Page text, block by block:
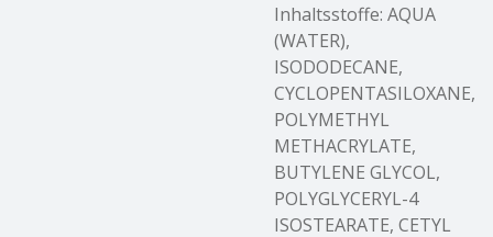
Inhaltsstoffe: AQUA
(WATER),
ISODODECANE,
CYCLOPENTASILOXANE,
POLYMETHYL
METHACRYLATE,
BUTYLENE GLYCOL,
POLYGLYCERYL-4
ISOSTEARATE, CETYL